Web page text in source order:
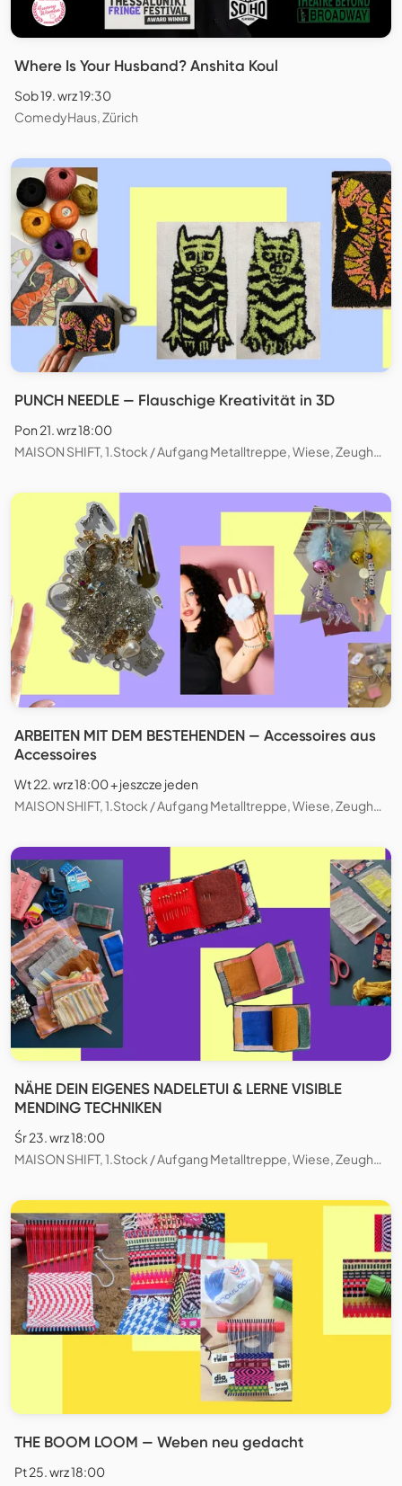
Where Is Your Husband? Anshita Koul
Sob 19. wrz 19:30
ComedyHaus, Zürich
PUNCH NEEDLE — Flauschige Kreativität in 3D
Pon 21. wrz 18:00
MAISON SHIFT, 1.Stock / Aufgang Metalltreppe, Wiese, Zeughausstrasse, Zürich, Schweiz
ARBEITEN MIT DEM BESTEHENDEN — Accessoires aus
Accessoires
Wt 22. wrz 18:00 + jeszcze jeden
NÄHE DEIN EIGENES NADELETUI & LERNE VISIBLE
MENDING TECHNIKEN
Śr 23. wrz 18:00
MAISON SHIFT, 1.Stock / Aufgang Metalltreppe, Wiese, Zeughausstrasse, Zürich, Schweiz
THE BOOM LOOM — Weben neu gedacht
Pt 25. wrz 18:00